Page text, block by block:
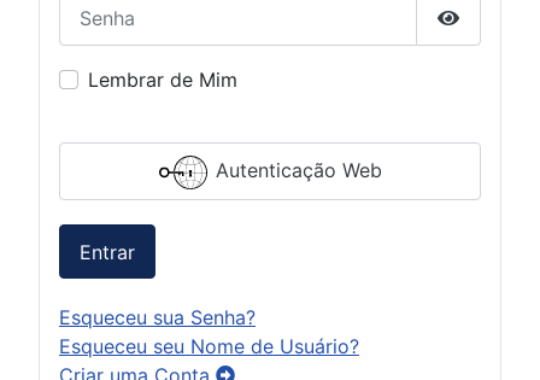
Mostrar
Lembrar de Mim
Autenticação Web
Entrar
Esqueceu sua Senha?
Esqueceu seu Nome de Usuário?